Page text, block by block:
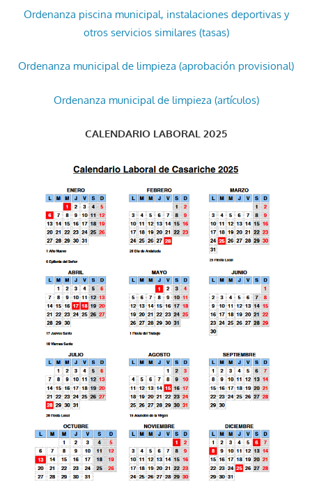
Ordenanza piscina municipal, instalaciones deportivas y
otros servicios similares (tasas)
Ordenanza municipal de limpieza (aprobación provisional)
Ordenanza municipal de limpieza (artículos)
CALENDARIO LABORAL 2025